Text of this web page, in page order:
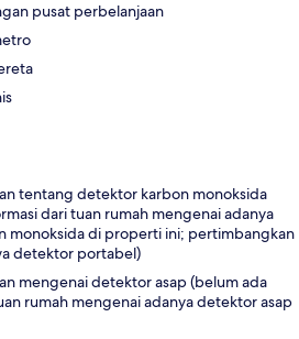
pusat perbelanjaan
tentang detektor karbon monoksida
dari tuan rumah mengenai adanya
monoksida di properti ini; pertimbangkan
detektor portabel)
mengenai detektor asap (belum ada
rumah mengenai adanya detektor asap